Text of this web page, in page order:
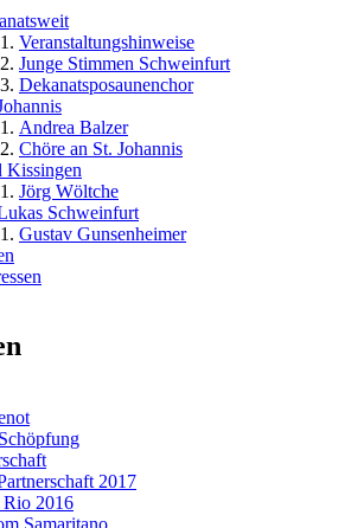
Veranstaltungshinweise
Junge Stimmen Schweinfurt
Dekanatsposaunenchor
Andrea Balzer
Chöre an St. Johannis
Kissingen
Jörg Wöltche
Schweinfurt
Gustav Gunsenheimer
2017
2016